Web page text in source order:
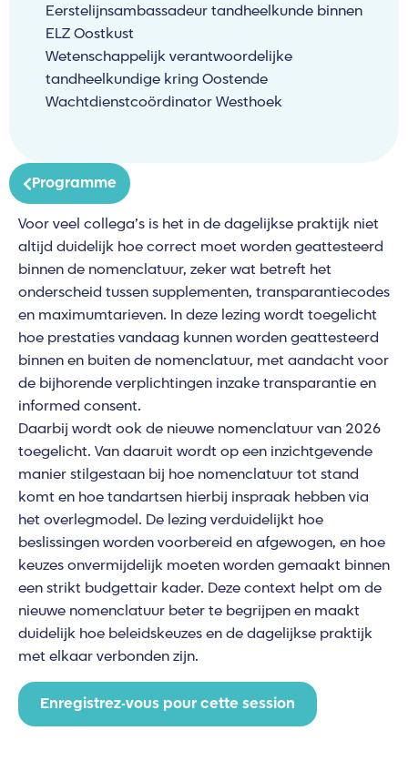
Eerstelijnsambassadeur tandheelkunde binnen
ELZ Oostkust
Wetenschappelijk verantwoordelijke
tandheelkundige kring Oostende
Wachtdienstcoördinator Westhoek
Programme
Voor veel collega’s is het in de dagelijkse praktijk niet
altijd duidelijk hoe correct moet worden geattesteerd
binnen de nomenclatuur, zeker wat betreft het
onderscheid tussen supplementen, transparantiecodes
en maximumtarieven. In deze lezing wordt toegelicht
hoe prestaties vandaag kunnen worden geattesteerd
binnen en buiten de nomenclatuur, met aandacht voor
de bijhorende verplichtingen inzake transparantie en
informed consent.
Daarbij wordt ook de nieuwe nomenclatuur van 2026
toegelicht. Van daaruit wordt op een inzichtgevende
manier stilgestaan bij hoe nomenclatuur tot stand
komt en hoe tandartsen hierbij inspraak hebben via
het overlegmodel. De lezing verduidelijkt hoe
beslissingen worden voorbereid en afgewogen, en hoe
keuzes onvermijdelijk moeten worden gemaakt binnen
een strikt budgettair kader. Deze context helpt om de
nieuwe nomenclatuur beter te begrijpen en maakt
duidelijk hoe beleidskeuzes en de dagelijkse praktijk
met elkaar verbonden zijn.
Enregistrez-vous pour cette session